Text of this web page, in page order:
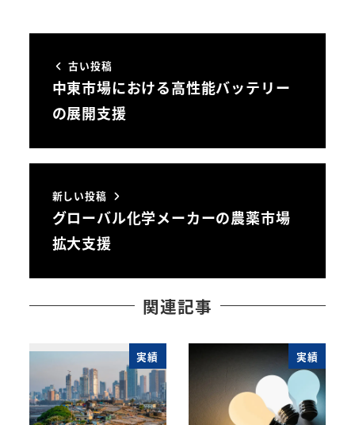
古い投稿
中東市場における高性能バッテリー
の展開支援
新しい投稿
グローバル化学メーカーの農薬市場
拡大支援
関連記事
実績 実績